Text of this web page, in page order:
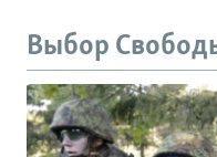
Выбор